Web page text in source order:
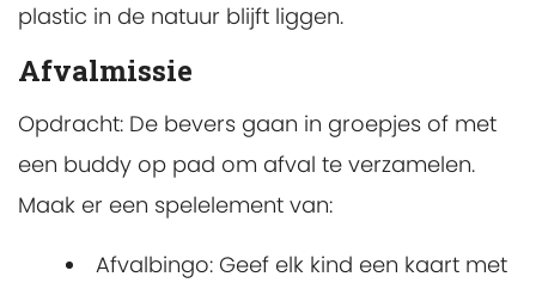
plastic in de natuur blijft liggen.
Afvalmissie
Opdracht: De bevers gaan in groepjes of met
een buddy op pad om afval te verzamelen.
Maak er een spelelement van:
Afvalbingo: Geef elk kind een kaart met